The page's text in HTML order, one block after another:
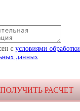
с условиями обработки
данных